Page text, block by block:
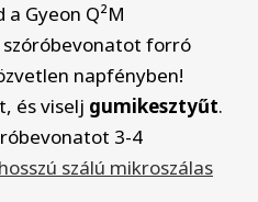
a Gyeon Q²M
forró
napfényben!
és viselj gumikesztyűt.
3-4
hosszú szálú mikroszálas